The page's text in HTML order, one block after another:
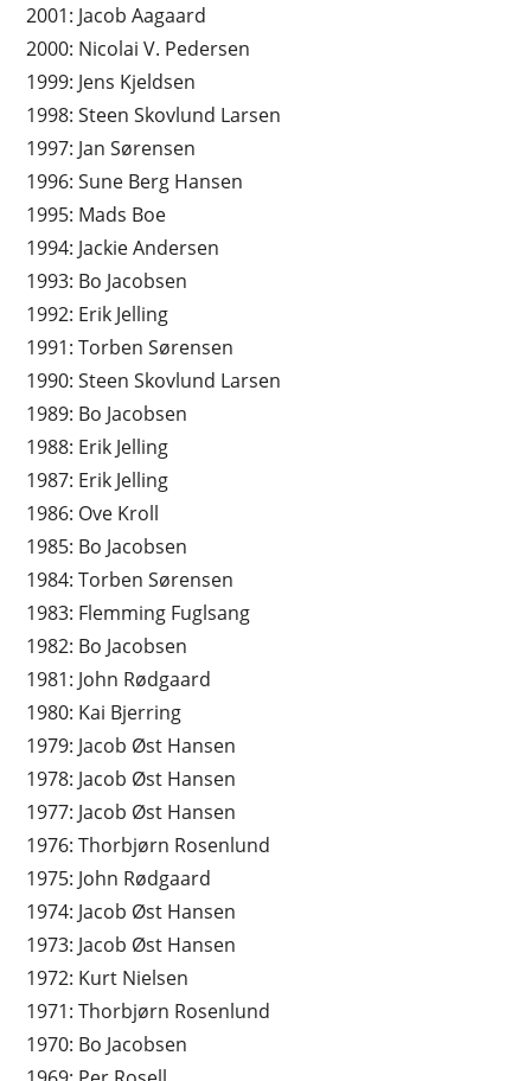
2001: Jacob Aagaard
2000: Nicolai V. Pedersen
1999: Jens Kjeldsen
1998: Steen Skovlund Larsen
1997: Jan Sørensen
1996: Sune Berg Hansen
1995: Mads Boe
1994: Jackie Andersen
1993: Bo Jacobsen
1992: Erik Jelling
1991: Torben Sørensen
1990: Steen Skovlund Larsen
1989: Bo Jacobsen
1988: Erik Jelling
1987: Erik Jelling
1986: Ove Kroll
1985: Bo Jacobsen
1984: Torben Sørensen
1983: Flemming Fuglsang
1982: Bo Jacobsen
1981: John Rødgaard
1980: Kai Bjerring
1979: Jacob Øst Hansen
1978: Jacob Øst Hansen
1977: Jacob Øst Hansen
1976: Thorbjørn Rosenlund
1975: John Rødgaard
1974: Jacob Øst Hansen
1973: Jacob Øst Hansen
1972: Kurt Nielsen
1971: Thorbjørn Rosenlund
1970: Bo Jacobsen